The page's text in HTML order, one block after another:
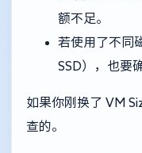
额不足。
若使用了不同
SSD），也要
如果你刚换了 VM
查的。